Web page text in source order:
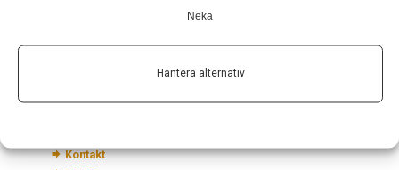
Neka
Hantera alternativ
Länkar
Om Neurologi i Sverige
Kontakt